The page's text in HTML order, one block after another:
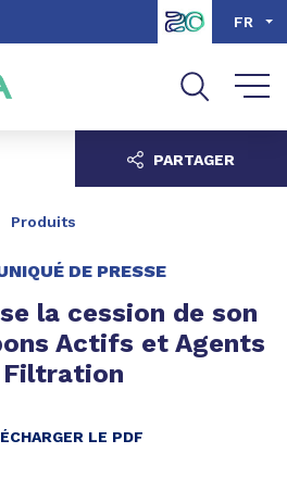
FR
Produits
DE PRESSE
la cession de son
Actifs et Agents
Filtration
LE PDF
PARTAGER